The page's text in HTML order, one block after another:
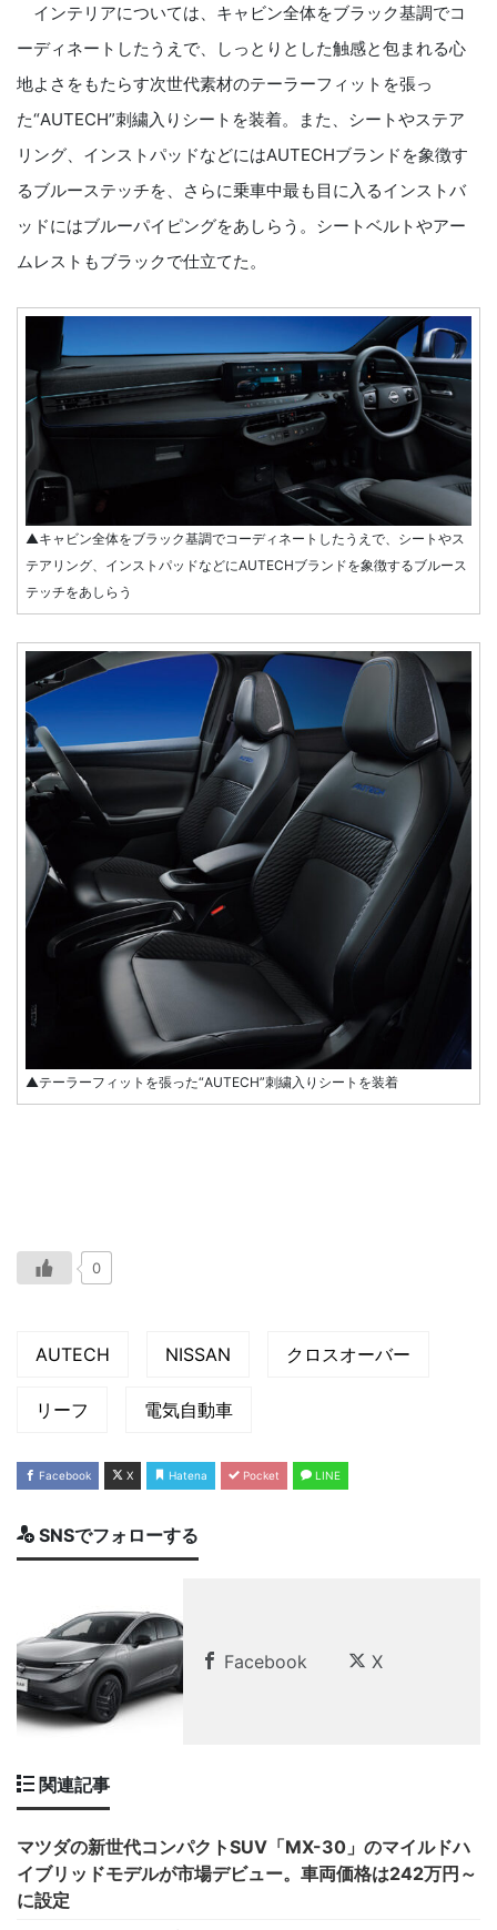
インテリアについては、キャビン全体をブラック基調でコ
ーディネートしたうえで、しっとりとした触感と包まれる心
地よさをもたらす次世代素材のテーラーフィットを張っ
た“AUTECH”刺繍入りシートを装着。また、シートやステア
リング、インストパッドなどにはAUTECHブランドを象徴す
るブルーステッチを、さらに乗車中最も目に入るインストバ
ッドにはブルーパイピングをあしらう。シートベルトやアー
ムレストもブラックで仕立てた。
▲キャビン全体をブラック基調でコーディネートしたうえで、シートやス
テアリング、インストパッドなどにAUTECHブランドを象徴するブルース
テッチをあしらう
▲テーラーフィットを張った“AUTECH”刺繍入りシートを装着
0
AUTECH NISSAN クロスオーバー
リーフ 電気自動車
Facebook X Hatena Pocket LINE
SNSでフォローする
Facebook X
関連記事
マツダの新世代コンパクトSUV「MX-30」のマイルドハ
イブリッドモデルが市場デビュー。車両価格は242万円～
に設定